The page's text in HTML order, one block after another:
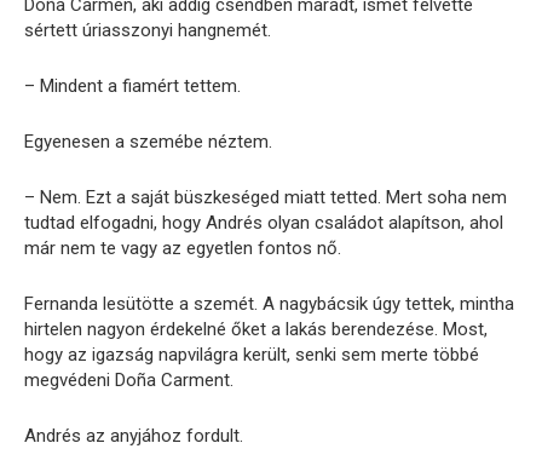
Doña Carmen, aki addig csendben maradt, ismét felvette
sértett úriasszonyi hangnemét.
– Mindent a fiamért tettem.
Egyenesen a szemébe néztem.
– Nem. Ezt a saját büszkeséged miatt tetted. Mert soha nem
tudtad elfogadni, hogy Andrés olyan családot alapítson, ahol
már nem te vagy az egyetlen fontos nő.
Fernanda lesütötte a szemét. A nagybácsik úgy tettek, mintha
hirtelen nagyon érdekelné őket a lakás berendezése. Most,
hogy az igazság napvilágra került, senki sem merte többé
megvédeni Doña Carment.
Andrés az anyjához fordult.